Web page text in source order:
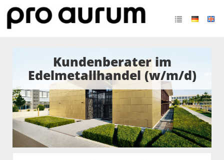
Kundenberater im
Edelmetallhandel (w/m/d)